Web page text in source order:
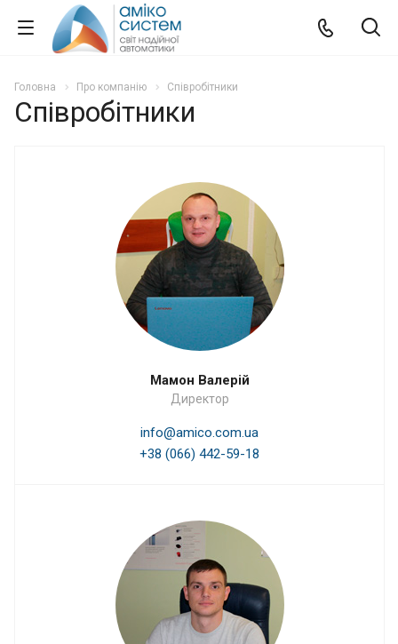
Головна Про компанію Співробітники
Співробітники
Мамон Валерій
Директор
info@amico.com.ua
+38 (066) 442-59-18